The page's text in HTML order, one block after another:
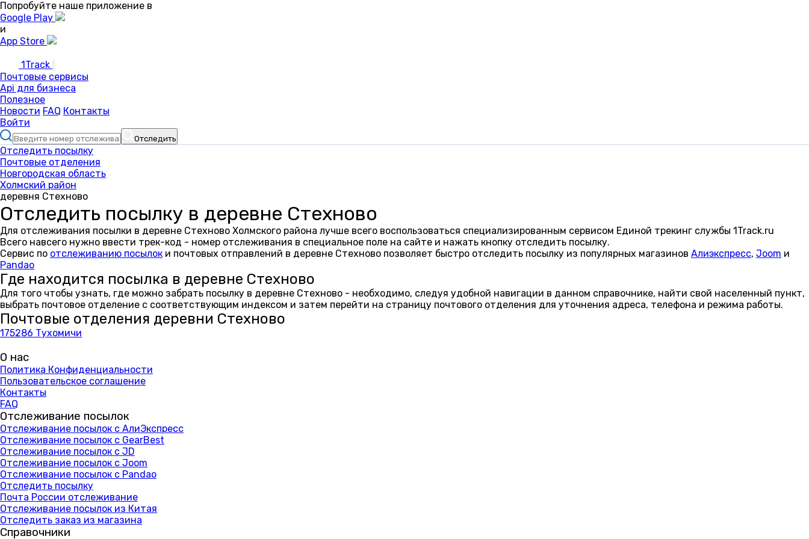
Попробуйте наше приложение в
Google Play
и
App Store
1Track
Почтовые сервисы
Api для бизнеса
Полезное
Новости FAQ Контакты
Войти
Отследить
Отследить посылку
Почтовые отделения
Новгородская область
Холмский район
деревня Стехново
Отследить посылку в деревне Стехново
Для отслеживания посылки в деревне Стехново Холмского района лучше всего воспользоваться специализированным сервисом Единой трекинг службы 1Track.ru
Всего навсего нужно ввести трек-код - номер отслеживания в специальное поле на сайте и нажать кнопку отследить посылку.
Сервис по отслеживанию посылок и почтовых отправлений в деревне Стехново позволяет быстро отследить посылку из популярных магазинов Алиэкспресс, Joom и
Pandao
Где находится посылка в деревне Стехново
Для того чтобы узнать, где можно забрать посылку в деревне Стехново - необходимо, следуя удобной навигации в данном справочнике, найти свой населенный пункт,
выбрать почтовое отделение с соответствующим индексом и затем перейти на страницу почтового отделения для уточнения адреса, телефона и режима работы.
Почтовые отделения деревни Стехново
175286 Тухомичи
О нас
Политика Конфиденциальности
Пользовательское соглашение
Контакты
FAQ
Отслеживание посылок
Отслеживание посылок с АлиЭкспресс
Отслеживание посылок с GearBest
Отслеживание посылок с JD
Отслеживание посылок с Joom
Отслеживание посылок с Pandao
Отследить посылку
Почта России отслеживание
Отслеживание посылок из Китая
Отследить заказ из магазина
Справочники